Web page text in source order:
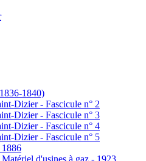
1840)
Dizier - Fascicule n° 2
Dizier - Fascicule n° 3
Dizier - Fascicule n° 4
Dizier - Fascicule n° 5
1886
d'usines à gaz - 1923